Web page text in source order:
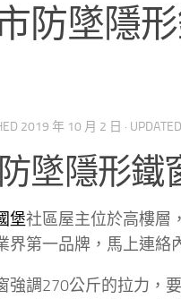
防墜隱
2019 年 10 月 2 日 · UPDATED
墜隱形鐵
堡社區屋主位於高樓層
界第一品牌，馬上連絡
強調270公斤的拉力，